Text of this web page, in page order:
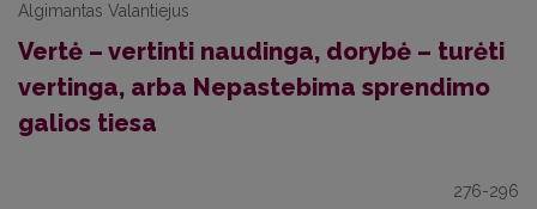
Algimantas Valantiejus
Vertė – vertinti naudinga, dorybė – turėti
vertinga, arba Nepastebima sprendimo
galios tiesa
276-296